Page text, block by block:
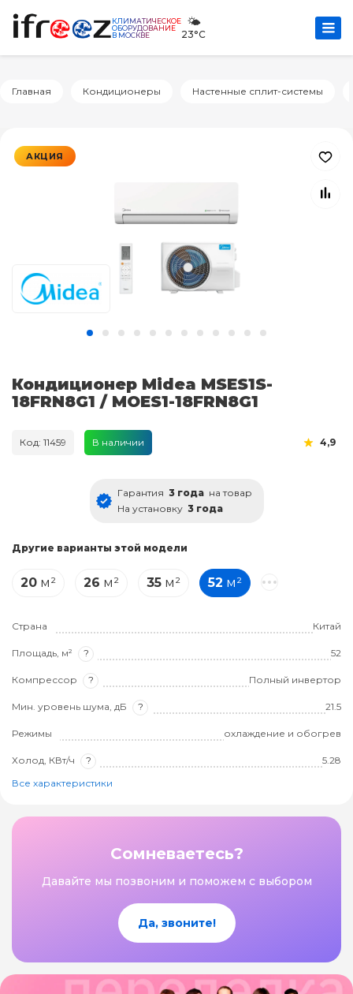
КЛИМАТИЧЕСКОЕ
ОБОРУДОВАНИЕ
В МОСКВЕ
🌤️
23°C
Главная Кондиционеры Настенные сплит-системы
АКЦИЯ
Кондиционер Midea MSES1S-
18FRN8G1 / MOES1-18FRN8G1
Код: 11459 В наличии 4,9
Гарантия 3 года на товар
На установку 3 года
Другие варианты этой модели
20 м² 26 м² 35 м² 52 м²
Страна Китай
Площадь, м² ? 52
Компрессор ? Полный инвертор
Мин. уровень шума, дБ ? 21.5
Режимы охлаждение и обогрев
Холод, КВт/ч ?
5.28
Все характеристики
Сомневаетесь?
Давайте мы позвоним и поможем с выбором
Да, звоните!